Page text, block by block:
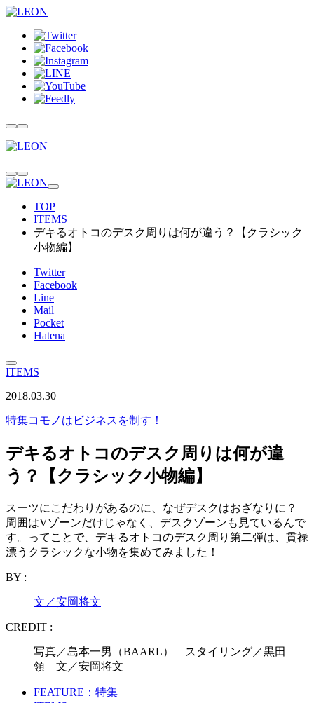
TOP
ITEMS
デキるオトコのデスク周りは何が違う？【クラシック
小物編】
Twitter
Facebook
Line
Mail
Pocket
Hatena
ITEMS
2018.03.30
特集コモノはビジネスを制す！
デキるオトコのデスク周りは何が違
う？【クラシック小物編】
スーツにこだわりがあるのに、なぜデスクはおざなりに？
周囲はVゾーンだけじゃなく、デスクゾーンも見ているんで
す。ってことで、デキるオトコのデスク周り第二弾は、貫禄
漂うクラシックな小物を集めてみました！
BY :
文／安岡将文
CREDIT :
写真／島本一男（BAARL） スタイリング／黒田
領 文／安岡将文
FEATURE：特集